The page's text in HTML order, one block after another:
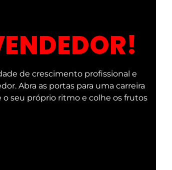
de crescimento profissional e
Abra as portas para uma carreira
seu próprio ritmo e colhe os frutos